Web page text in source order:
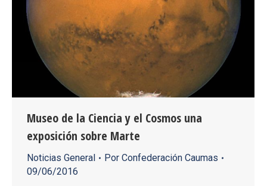
Museo de la Ciencia y el Cosmos una
exposición sobre Marte
Noticias General Por Confederación Caumas
09/06/2016